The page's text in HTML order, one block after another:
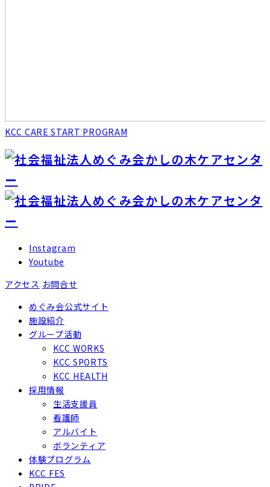
KCC CARE START PROGRAM
Instagram
Youtube
アクセス お問合せ
めぐみ会公式サイト
施設紹介
グループ活動
KCC WORKS
KCC SPORTS
KCC HEALTH
採用情報
生活支援員
看護師
アルバイト
ボランティア
体験プログラム
KCC FES